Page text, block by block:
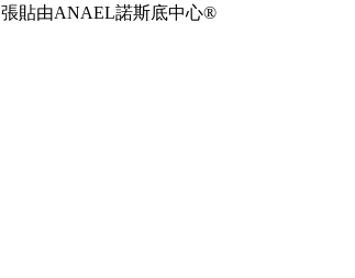
張貼由ANAEL諾斯底中心®